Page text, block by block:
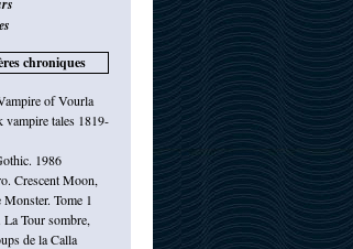
chroniques
of Vourla
vampire tales 1819-
1986
Crescent Moon,
Tome 1
Tour sombre,
de la Calla